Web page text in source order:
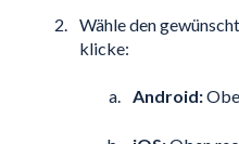
Wähle den
klicke:
Android: